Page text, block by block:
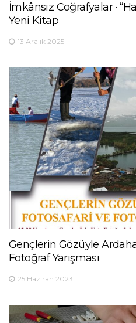
İmkânsız Coğrafyalar ·
Yeni Kitap
13 Aralık 2025
Gençlerin Gözüyle
Fotoğraf Yarışması
25 Haziran 2023